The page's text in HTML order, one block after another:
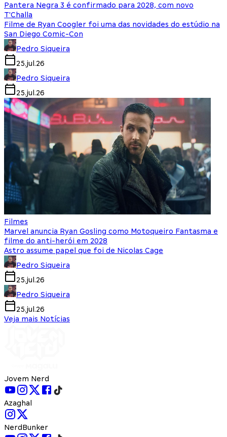
Pantera Negra 3 é confirmado para 2028, com novo
T'Challa
Filme de Ryan Coogler foi uma das novidades do estúdio na
San Diego Comic-Con
Pedro Siqueira
25.jul.26
Pedro Siqueira
25.jul.26
Filmes
Marvel anuncia Ryan Gosling como Motoqueiro Fantasma e
filme do anti-herói em 2028
Astro assume papel que foi de Nicolas Cage
Pedro Siqueira
25.jul.26
Pedro Siqueira
25.jul.26
Veja mais Notícias
Jovem Nerd
Azaghal
NerdBunker